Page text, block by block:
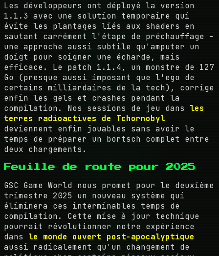
Les développeurs ont déployé la version
1.1.3 avec une solution temporaire qui
évite les plantages liés aux shaders en
sautant carrément l'étape de préchauffage -
une approche aussi subtile qu'amputer un
doigt pour soigner une écharde, mais
efficace. Le patch 1.1.4, un monstre de 127
Go (presque aussi imposant que l'ego de
certains milliardaires de la tech), corrige
enfin les gels et crashes pendant la
compilation. Nos sessions de jeu dans les
terres radioactives de Tchornobyl
deviennent enfin jouables sans avoir le
temps de préparer un bortsch complet entre
deux chargements.
Feuille de route pour 2025
GSC Game World nous promet pour le deuxième
trimestre 2025 un nouveau système qui
éliminera ces interminables temps de
compilation. Cette mise à jour technique
pourrait révolutionner notre expérience
dans le monde ouvert post-apocalyptique
aussi radicalement qu'un changement de